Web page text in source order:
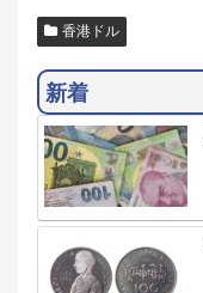
香港ドル
新着